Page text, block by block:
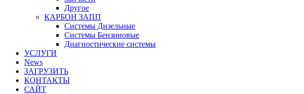
Другое
КАРБОН ЗАПП
Системы Дизельные
Системы Бензиновые
Диагностические системы
УСЛУГИ
News
ЗАГРУЗИТЬ
КОНТАКТЫ
САЙТ